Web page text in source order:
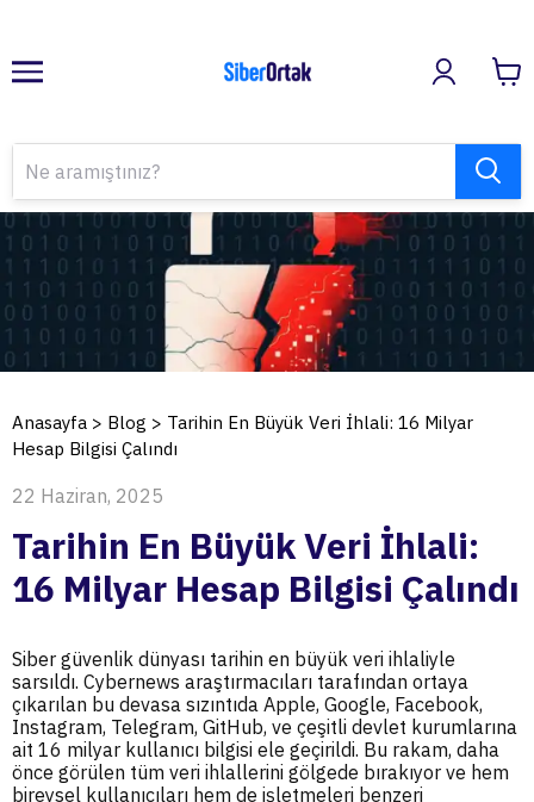
Anasayfa > Blog > Tarihin En Büyük Veri İhlali: 16 Milyar
Hesap Bilgisi Çalındı
22 Haziran, 2025
Tarihin En Büyük Veri İhlali:
16 Milyar Hesap Bilgisi Çalındı
Siber güvenlik dünyası tarihin en büyük veri ihlaliyle
sarsıldı. Cybernews araştırmacıları tarafından ortaya
çıkarılan bu devasa sızıntıda Apple, Google, Facebook,
Instagram, Telegram, GitHub, ve çeşitli devlet kurumlarına
ait 16 milyar kullanıcı bilgisi ele geçirildi. Bu rakam, daha
önce görülen tüm veri ihlallerini gölgede bırakıyor ve hem
bireysel kullanıcıları hem de işletmeleri benzeri